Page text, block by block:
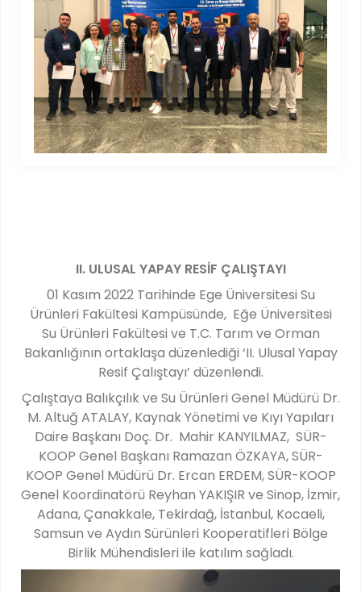
II. ULUSAL YAPAY RESİF ÇALIŞTAYI
01 Kasım 2022 Tarihinde Ege Üniversitesi Su
Ürünleri Fakültesi Kampüsünde, Eğe Üniversitesi
Su Ürünleri Fakültesi ve T.C. Tarım ve Orman
Bakanlığının ortaklaşa düzenlediği ‘II. Ulusal Yapay
Resif Çalıştayı’ düzenlendi.
Çalıştaya Balıkçılık ve Su Ürünleri Genel Müdürü Dr.
M. Altuğ ATALAY, Kaynak Yönetimi ve Kıyı Yapıları
Daire Başkanı Doç. Dr. Mahir KANYILMAZ, SÜR-
KOOP Genel Başkanı Ramazan ÖZKAYA, SÜR-
KOOP Genel Müdürü Dr. Ercan ERDEM, SÜR-KOOP
Genel Koordinatörü Reyhan YAKIŞIR ve Sinop, İzmir,
Adana, Çanakkale, Tekirdağ, İstanbul, Kocaeli,
Samsun ve Aydın Sürünleri Kooperatifleri Bölge
Birlik Mühendisleri ile katılım sağladı.